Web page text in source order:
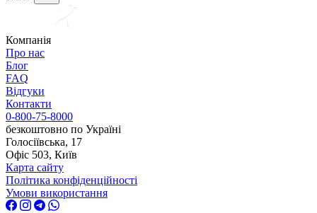
Компанія
Про нас
Блог
FAQ
Відгуки
Контакти
0-800-75-8000
безкоштовно по Україні
Голосіївська, 17
Офіс 503, Київ
Карта сайту
Політика конфіденційності
Умови використання